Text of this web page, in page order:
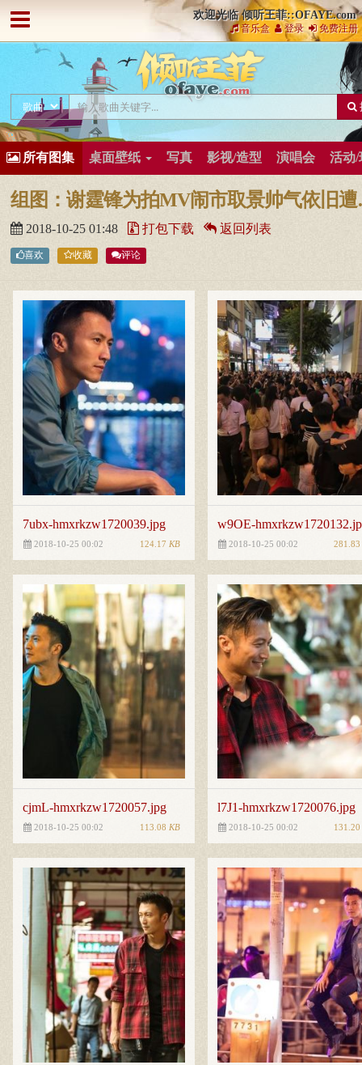
欢迎光临 倾听王菲::OFAYE.com
音乐盒 登录 免费注册
所有图集 桌面壁纸 写真 影视/造型 演唱会 活动/
组图
2018-10-25 01:48 打包下载 返回列表
喜欢 收藏 评论
7ubx-hmxrkzw1720039.jpg
2018-10-25 00:02 124.17 KB
w9OE-
2018-10-25 00:02 281.83
cjmL-hmxrkzw1720057.jpg
2018-10-25 00:02 113.08 KB
l7J1-hmxrkzw1720076.jpg
2018-10-25 00:02 131.20